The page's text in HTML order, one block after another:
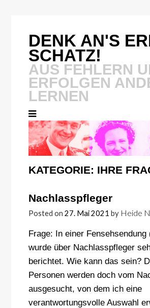
DENK AN'S
SCHATZ!
AUS FEHLERN
ERFOLGEN
LERNEN
KATEGORIE: IHRE
Nachlasspfleger
Posted on 27. Mai 2021 by Heide
Frage: In einer Fensehsendung
wurde über Nachlasspfleger
berichtet. Wie kann das sein?
Personen werden doch vom
ausgesucht, von dem ich eine
verantwortungsvolle Auswahl